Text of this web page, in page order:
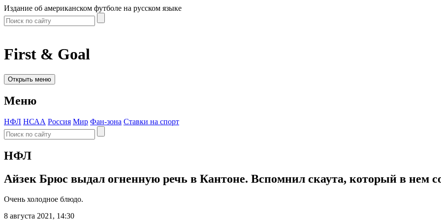
Издание об американском футболе на русском языке
First & Goal
Открыть меню
Меню
НФЛ НСАА Россия Мир Фан-зона Ставки на спорт
НФЛ
Айзек Брюс выдал огненную речь в Кантоне. Вспомнил скаута, который в нем
Очень холодное блюдо.
8 августа 2021, 14:30